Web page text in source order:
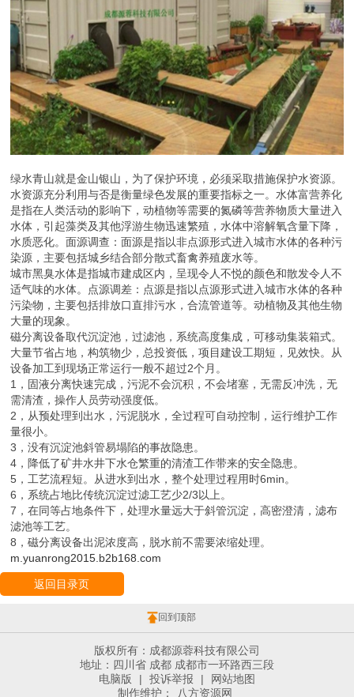
绿水青山就是金山银山，为了保护环境，必须采取措施保护水资源。
水资源充分利用与否是衡量绿色发展的重要指标之一。水体富营养化
是指在人类活动的影响下，动植物等需要的氮磷等营养物质大量进入
水体，引起藻类及其他浮游生物迅速繁殖，水体中溶解氧含量下降，
水质恶化。面源调查：面源是指以非点源形式进入城市水体的各种污
染源，主要包括城乡结合部分散式畜禽养殖废水等。
城市黑臭水体是指城市建成区内，呈现令人不悦的颜色和散发令人不
适气味的水体。点源调差：点源是指以点源形式进入城市水体的各种
污染物，主要包括排放口直排污水，合流管道等。动植物及其他生物
大量的现象。
磁分离设备取代沉淀池，过滤池，系统高度集成，可移动集装箱式。
大量节省占地，构筑物少，总投资低，项目建设工期短，见效快。从
设备加工到现场正常运行一般不超过2个月。
1，固液分离快速完成，污泥不会沉积，不会堵塞，无需反冲洗，无
需清渣，操作人员劳动强度低。
2，从预处理到出水，污泥脱水，全过程可自动控制，运行维护工作
量很小。
3，没有沉淀池斜管易塌陷的事故隐患。
4，降低了矿井水井下水仓繁重的清渣工作带来的安全隐患。
5，工艺流程短。从进水到出水，整个处理过程用时6min。
6，系统占地比传统沉淀过滤工艺少2/3以上。
7，在同等占地条件下，处理水量远大于斜管沉淀，高密澄清，滤布
滤池等工艺。
8，磁分离设备出泥浓度高，脱水前不需要浓缩处理。
m.yuanrong2015.b2b168.com
返回目录页
回到顶部
版权所有：成都源蓉科技有限公司
地址：四川省 成都 成都市一环路西三段
电脑版
| 投诉举报 |
网站地图
制作维护：
八方资源网